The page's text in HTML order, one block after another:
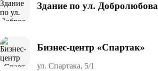
Здание по ул. Добролюбова
Бизнес-центр «Спартак»
ул. Спартака, 5/1